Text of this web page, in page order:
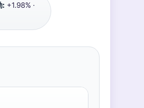
: +1.98% ·